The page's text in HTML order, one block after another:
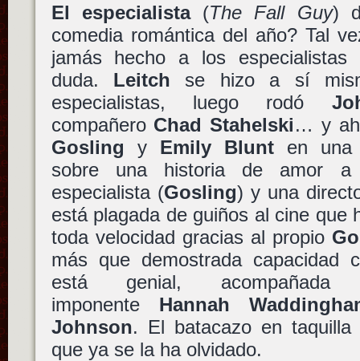
El especialista(The Fall Guy)
comedia romántica del año? Tal
jamás hecho a los
duda. Leitch se hizo a sí
especialistas, luego rodó
compañero Chad Stahelski… y
Gosling y Emily Blunten una
sobre una historia de amor
especialista (Gosling) y una
está plagada de guiños al cine que
toda velocidad gracias al propio
más que demostrada capacidad
está genial,
imponente Hannah
Johnson. El batacazo en taquilla
que ya se la ha olvidado.